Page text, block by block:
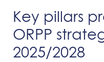
Key pillars
ORPP
2025/2028